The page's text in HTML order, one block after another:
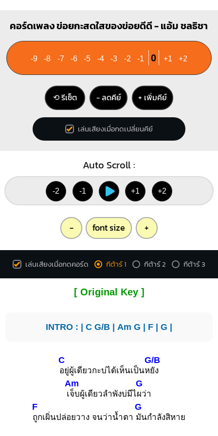
คอร์ดเพลง ข่อยกะสดใสของข่อยดีดี - แอ้ม ชลธิชา
-9 -8 -7 -6 -5 -4 -3 -2 -1 0 +1 +2
⟲ รีเซ็ต − ลดคีย์ + เพิ่มคีย์
เล่นเสียงเมื่อกดเปลี่ยนคีย์
Auto Scroll :
-2 -1 +1 +2
- font size +
เล่นเสียงเมื่อกดคอร์ด กีต้าร์ 1 กีต้าร์ 2 กีต้าร์ 3
[ Original Key ]
INTRO : | C G/B | Am G | F | G |
C
อยู่ผู้เดียวกะบ่ได้เห็นเป็นห
G/B
ยัง
เ
Am
จ็บผู้เดียวลำพังบ่มีไ
G
ผว่า
F
ถูกเผิ่นปล่อยวาง จนว่าน้ำตา
G
มันกำลังสิหาย